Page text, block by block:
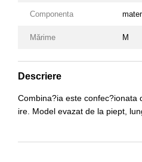
Componenta
Mărime M
Descriere
Combina?ia este confec?ionata
ire. Model evazat de la piept,